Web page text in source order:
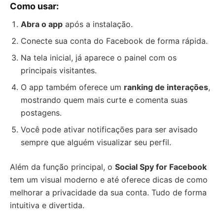
Como usar:
Abra o app após a instalação.
Conecte sua conta do Facebook de forma rápida.
Na tela inicial, já aparece o painel com os
principais visitantes.
O app também oferece um ranking de interações,
mostrando quem mais curte e comenta suas
postagens.
Você pode ativar notificações para ser avisado
sempre que alguém visualizar seu perfil.
Além da função principal, o Social Spy for Facebook
tem um visual moderno e até oferece dicas de como
melhorar a privacidade da sua conta. Tudo de forma
intuitiva e divertida.